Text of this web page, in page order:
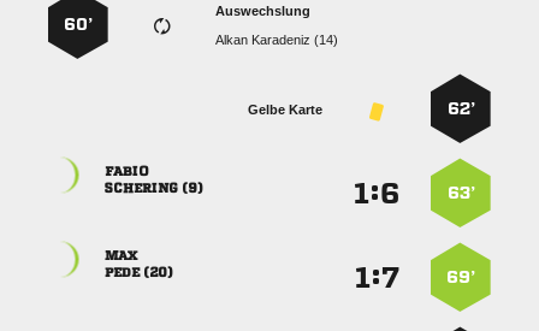
Auswechslung
  
60’
62’
Gelbe Karte
63’
:

 
69’
:

 